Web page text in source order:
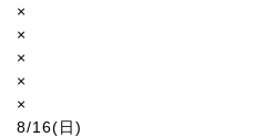
×
×
×
×
×
8/16(日)